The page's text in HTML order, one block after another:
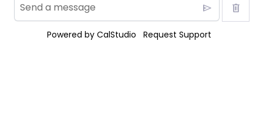
send delete
Powered by CalStudio Request Support